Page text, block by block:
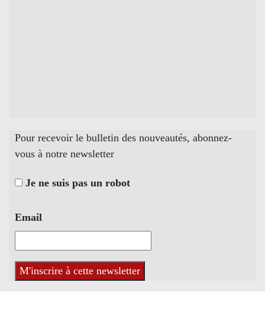
Pour recevoir le bulletin des nouveautés, abonnez-
vous à notre newsletter
Je ne suis pas un robot
Email